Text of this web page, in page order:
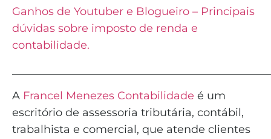
Ganhos de Youtuber e Blogueiro – Principais
dúvidas sobre imposto de renda e
contabilidade.
A Francel Menezes Contabilidade é um
escritório de assessoria tributária, contábil,
trabalhista e comercial, que atende clientes